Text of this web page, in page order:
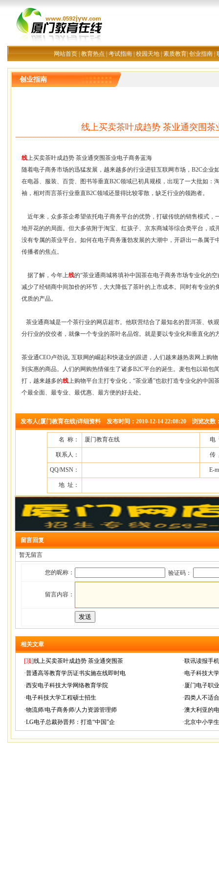
网站首页|教育热点|考试指南|校园天地|素质教育|创业指南|
创业指南
线上买卖茶叶成趋势 茶业通突围茶
线上买卖茶叶成趋势 茶业通突围茶业电子商务蓝海
随着电子商务市场的迅猛发展 ，越来越多的行业进驻互联网市场，B2C企业
在电器、服装、百货、图书等垂直B2C领域已初具规模，出现了一大批如：
袖，相对而言茶行业垂直B2C领域还显得比较零散，缺乏行业的领跑者。
近年来，众多茶企希望依托电子商务平台的优势，打破传统的销售模式，
地开花的的局面。但大多依附于淘宝、红孩子、京东商城等综合类平台，或
没有专属的茶业平台。如何在电子商务蓬勃发展的大潮中，开辟出一条属于
传播者的焦点。
据了解，今年上线的“茶业通商城将填补中国茶在电子商务市场专业化的
减少了经销商中间加价的环节，大大降低了茶叶的上市成本。同时有专业的
优质的产品。
茶业通商城是一个茶行业的网店超市。他联营结合了最知名的普洱茶、 铁
分行业的佼佼者，就像一个专业的茶叶名品馆。就是要以专业化和垂直化的
茶业通CEO卢劲说, 互联网的崛起和快递业的跟进，人们越来越热衷网上购
到实惠的商品。人们的网购热情催生了诸多B2C平台的诞生。麦包包以箱包
打，越来越多的线上购物平台主打专业化，“茶业通”也欲打造专业化的中国
个最全面、最专业、最优惠、最方便的好去处。
发布人(厦门教育在线)详细资料 发布时间：2010-12-14 22:08:20 浏览次数
名 称： 厦门教育在线 电
联系人： 传
QQ/MSN： E-
地 址：
留言回复
暂无留言
您的昵称： 验证码：
留言内容：
相关文章
[顶]线上买卖茶叶成趋势 茶业通突围茶 ·联讯读报手
·普通高等教育学历证书实施在线即时电 ·电子科技大
·西安电子科技大学网络教育学院 ·厦门电子职
·电子科技大学工程硕士招生 · 四类人不适
·物流师/电子商务师/人力资源管理师 ·澳大利亚的
·LG电子总裁孙晋邦：打造“中国”企 ·北京中小学